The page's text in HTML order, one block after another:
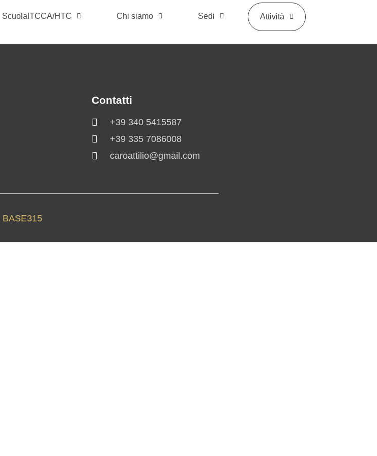
ScuolaITCCA/HTC Chi siamo Sedi Attività
Contatti
+39 340 5415587
+39 335 7086008
caroattilio@gmail.com
BASE315